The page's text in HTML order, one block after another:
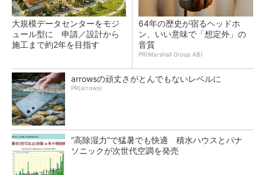
大規模データセンターをモジ
ュール型に 申請／設計から
施工まで約2年を目指す
64年の歴史が宿るヘッドホ
ン、いい意味で「想定外」の
音質
PR(Marshall Group AB)
arrowsの頑丈さがとんでもないレベルに
PR(arrows)
“高除湿力”で猛暑でも快適 積水ハウスとパナ
ソニックが次世代空調を発売